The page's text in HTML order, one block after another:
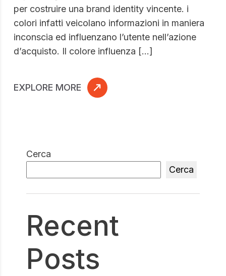
per costruire una brand identity vincente. i
colori infatti veicolano informazioni in maniera
inconscia ed influenzano l’utente nell’azione
d’acquisto. Il colore influenza […]
EXPLORE MORE
Cerca
Cerca
Recent
Posts